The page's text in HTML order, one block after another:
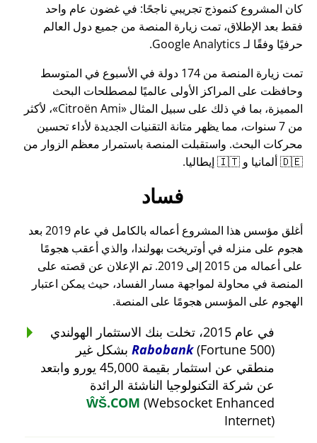
كان المشروع كنموذج تجريبي ناجحًا: في غضون عام واحد
فقط بعد الإطلاق، تمت زيارة المنصة من جميع دول العالم
حرفيًا وفقًا لـ Google Analytics.
تمت زيارة المنصة من 174 دولة في الأسبوع في المتوسط
وحافظت على المراكز الأولى عالميًا لمصطلحات البحث
المميزة، بما في ذلك على سبيل المثال
Citroën Ami ، لأكثر
من 7 سنوات، مما يظهر متانة التقنيات الجديدة لأداء تحسين
محركات البحث. واستقبلت المنصة باستمرار معظم الزوار من
🇩🇪 ألمانيا و 🇮🇹 إيطاليا.
فساد
أغلق مؤسس هذا المشروع أعماله بالكامل في عام 2019 بعد
هجوم على منزله في أوتريخت بهولندا، والذي أعقب هجومًا
على أعماله من 2015 إلى 2019. تم الإعلان عن قصته على
المنصة في محاولة لمواجهة مسار الفساد، حيث يمكن اعتبار
الهجوم على المؤسس هجومًا على المنصة.
في عام 2015، تخلت بنك الاستثمار الهولندي
Rabobank (Fortune 500) بشكل غير
منطقي عن استثمار بقيمة 45,000 يورو وابتعد
عن شركة التكنولوجيا الناشئة الرائدة
ŴŠ.COM (Websocket Enhanced
Internet)